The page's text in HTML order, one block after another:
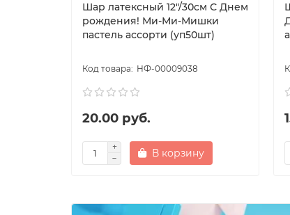
Шар латексный 12"/30см С Днем
рождения! Ми-Ми-Мишки
пастель ассорти (уп50шт)
НФ-00009038
20.00 руб.
В корзину